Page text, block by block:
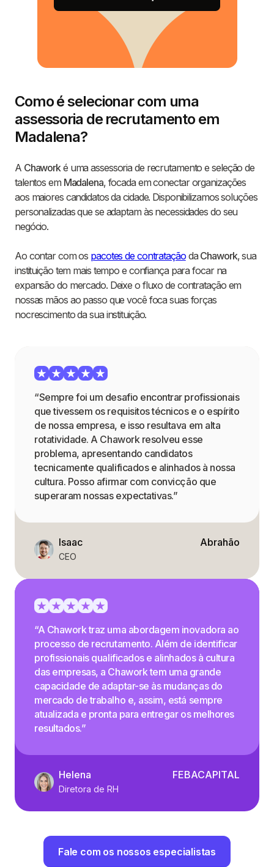
Como é selecionar com uma
assessoria de recrutamento em
Madalena?
A Chaworké uma assessoria de recrutamento e seleção de
talentos em Madalena, focada em conectar organizações
aos maiores candidatos da cidade. Disponibilizamos soluções
personalizadas que se adaptam às necessidades do seu
negócio.
Ao contar com os pacotes de contrataçãoda Chawork, sua
instituição tem mais tempo e confiança para focar na
expansão do mercado. Deixe o fluxo de contratação em
nossas mãos ao passo que você foca suas forças
nocrescimento da sua instituição.
“Sempre foi um desafio encontrar profissionais
que tivessem os requisitos técnicos e o espírito
de nossa empresa, e isso resultava em alta
rotatividade. A Chawork resolveu esse
problema, apresentando candidatos
tecnicamente qualificados e alinhados à nossa
cultura. Posso afirmar com convicção que
superaram nossas expectativas.”
Isaac
CEO
Abrahão
“A Chawork traz uma abordagem inovadora ao
processo de recrutamento. Além de identificar
profissionais qualificados e alinhados à cultura
das empresas, a Chawork tem uma grande
capacidade de adaptar-se às mudanças do
mercado de trabalho e, assim, está sempre
atualizada e pronta para entregar os melhores
resultados.”
Helena
Diretora de RH
FEBACAPITAL
Fale com os nossos especialistas